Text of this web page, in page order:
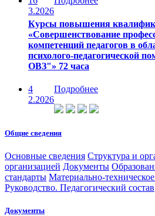
3.2026
Курсы повышения
«Совершенствование
компетенций педагогов в
психолого-педагогической
ОВЗ"» 72 часа
4
2.2026
Подробнее
Общие сведения
Основные сведения Структура и
организацией Документы
стандарты Материально-
Руководство. Педагогический состав
Документы